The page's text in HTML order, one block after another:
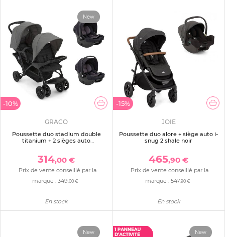
-10%
New
GRACO
Poussette duo stadium double
titanium + 2 sièges auto
314,00 €
Prix de vente conseillé par la
marque :349,00 €
En stock
-15%
JOIE
Poussette duo alore + siège auto i-
snug 2 shale noir
465,90 €
Prix de vente conseillé par la
marque : 547,90 €
En stock
New New